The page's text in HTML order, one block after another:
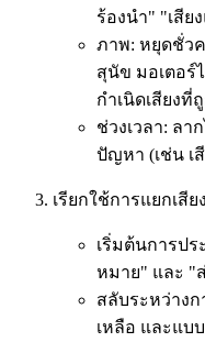
ร้องนำ" "เสีย
ภาพ: หยุดชั่ว
สุนัข มอเตอร์
กำเนิดเสียงที่
ช่วงเวลา: ล
ปัญหา (เช่น เสี
เรียกใช้การแยกเสียง
เริ่มต้นการปร
หมาย" และ "
สลับระหว่างก
เหลือ และแบ